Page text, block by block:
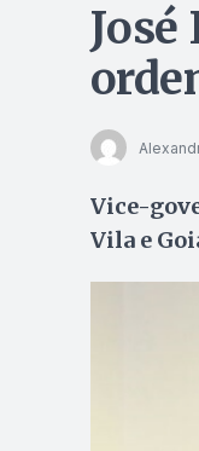
Vice-
Vila e